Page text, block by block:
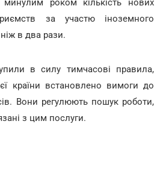
роком кількість нових
за участю іноземного
в два рази.
в силу тимчасові правила,
країни встановлено вимоги до
Вони регулюють пошук роботи,
з цим послуги.